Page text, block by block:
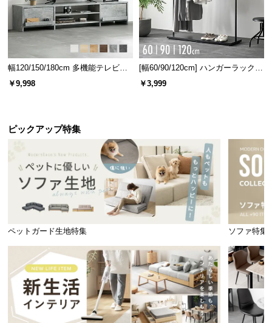
幅120/150/180cm 多機能テレビボ
ード 木目/石目調 オープン収納・
￥9,998
[幅60/90/120cm] ハンガーラック
スチール 4段階高さ調節 サイドフ
￥3,999
ピックアップ特集
ペットガード生地特集 ソファ特集